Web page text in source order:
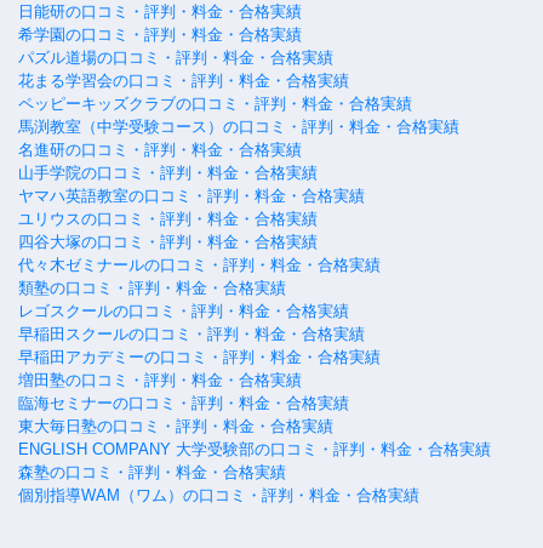
日能研の口コミ・評判・料金・合格実績
希学園の口コミ・評判・料金・合格実績
パズル道場の口コミ・評判・料金・合格実績
花まる学習会の口コミ・評判・料金・合格実績
ペッピーキッズクラブの口コミ・評判・料金・合格実績
馬渕教室（中学受験コース）の口コミ・評判・料金・合格実績
名進研の口コミ・評判・料金・合格実績
山手学院の口コミ・評判・料金・合格実績
ヤマハ英語教室の口コミ・評判・料金・合格実績
ユリウスの口コミ・評判・料金・合格実績
四谷大塚の口コミ・評判・料金・合格実績
代々木ゼミナールの口コミ・評判・料金・合格実績
類塾の口コミ・評判・料金・合格実績
レゴスクールの口コミ・評判・料金・合格実績
早稲田スクールの口コミ・評判・料金・合格実績
早稲田アカデミーの口コミ・評判・料金・合格実績
増田塾の口コミ・評判・料金・合格実績
臨海セミナーの口コミ・評判・料金・合格実績
東大毎日塾の口コミ・評判・料金・合格実績
ENGLISH COMPANY 大学受験部の口コミ・評判・料金・合格実績
森塾の口コミ・評判・料金・合格実績
個別指導WAM（ワム）の口コミ・評判・料金・合格実績